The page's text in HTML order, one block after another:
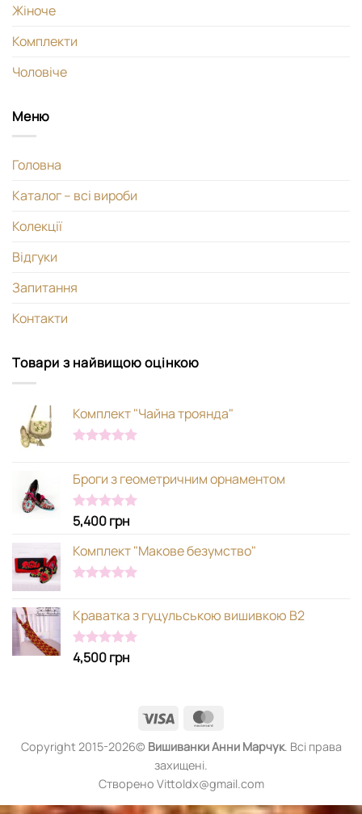
Жіноче
Комплекти
Чоловіче
Меню
Головна
Каталог – всі вироби
Колекції
Відгуки
Запитання
Контакти
Товари з найвищою оцінкою
Комплект "Чайна троянда"
Броги з геометричним орнаментом
Оцінено в
з 5
5,400грн
Комплект "Макове безумство"
Краватка з гуцульською вишивкою В2
Оцінено в
з 5
4,500грн
Visa
Copyright 2015-2026© ВишиванкиАнни Марчук. Всі права
захищені.
Створено Vittoldx@gmail.com